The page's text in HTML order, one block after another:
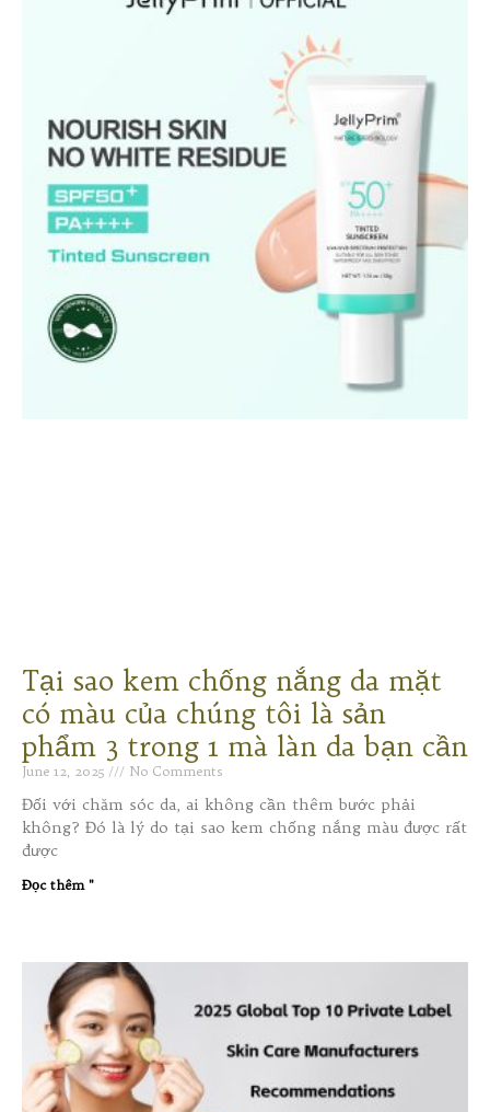
Tại sao kem chống nắng da mặt
có màu của chúng tôi là sản
phẩm 3 trong 1 mà làn da bạn cần
June 12, 2025 No Comments
Đối với chăm sóc da, ai không cần thêm bước phải
không? Đó là lý do tại sao kem chống nắng màu được rất
được
Đọc thêm "